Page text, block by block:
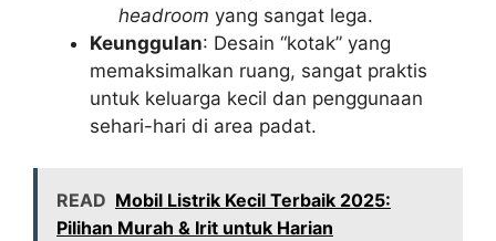
headroom yang sangat lega.
Keunggulan: Desain “kotak” yang
memaksimalkan ruang, sangat praktis
untuk keluarga kecil dan penggunaan
sehari-hari di area padat.
READ Mobil Listrik Kecil Terbaik 2025:
Pilihan Murah & Irit untuk Harian